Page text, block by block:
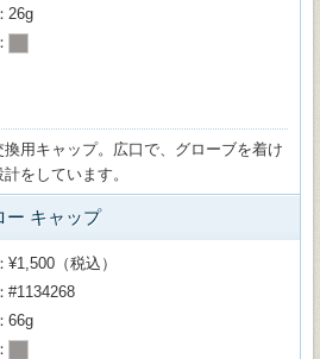
26g
用キャップ。広口で、グローブを着け
をしています。
ー キャップ
¥1,500（税込）
#1134268
66g